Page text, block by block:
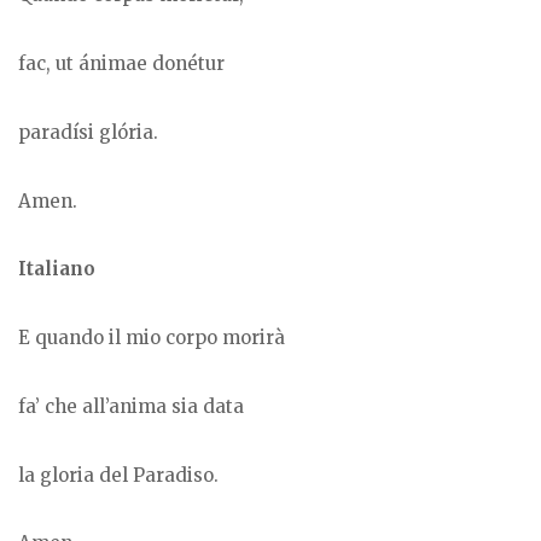
fac, ut ánimae donétur
paradísi glória.
Amen.
Italiano
E quando il mio corpo morirà
fa’ che all’anima sia data
la gloria del Paradiso.